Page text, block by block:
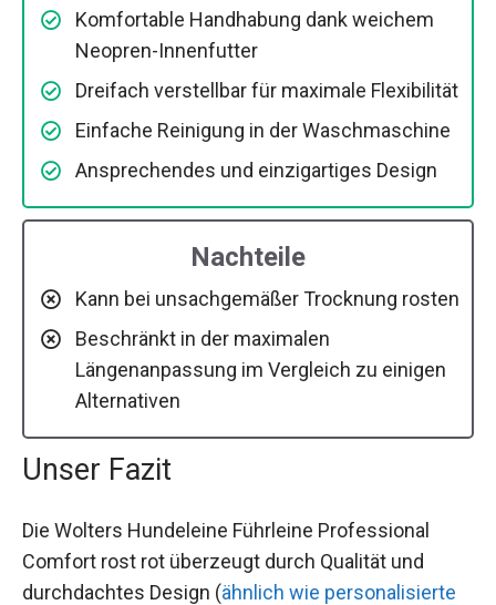
Komfortable Handhabung dank weichem
Neopren-Innenfutter
Dreifach verstellbar für maximale Flexibilität
Einfache Reinigung in der Waschmaschine
Ansprechendes und einzigartiges Design
Nachteile
Kann bei unsachgemäßer Trocknung rosten
Beschränkt in der maximalen
Längenanpassung im Vergleich zu einigen
Alternativen
Unser Fazit
Die Wolters Hundeleine Führleine Professional
Comfort rost rot überzeugt durch Qualität und
durchdachtes Design (ähnlich wie personalisierte